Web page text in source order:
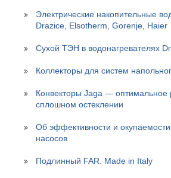
Электрические накопительные
Drazice, Elsotherm, Gorenje, Haier
Сухой ТЭН в водонагревателях
Коллекторы для систем
Конвекторы Jaga — оптимальное
сплошном остеклении
Об эффективности и
насосов
Подлинный FAR. Made in Italy